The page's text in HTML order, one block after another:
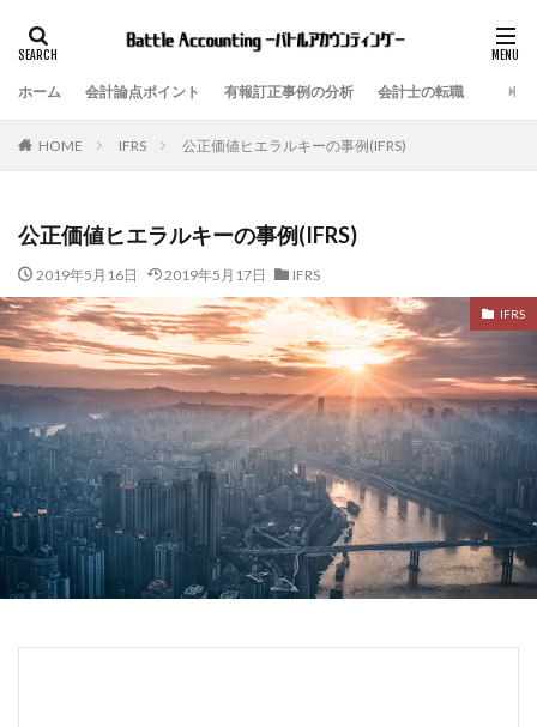
ホーム 会計論点ポイント 有報訂正事例の分析 会計士の転職
HOME IFRS 公正価値ヒエラルキーの事例(IFRS)
公正価値ヒエラルキーの事例(IFRS)
2019年5月16日 2019年5月17日 IFRS
IFRS